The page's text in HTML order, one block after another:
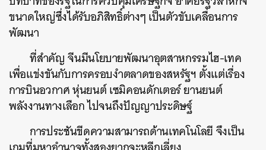
ขนาดใหญ่ซึ่งได้รับอภิสิทธิ์ต่างๆ เป็นตัวขับเคลื่อนการ
พัฒนา
ที่สำคัญ จีนมีนโยบายพัฒนาอุตสาหกรรมไฮ-เทค
เพื่อแข่งขันกับการครอบงำตลาดของสหรัฐฯ ตั้งแต่เรื่อง
การบินอวกาศ หุ่นยนต์ เซมิคอนดักเตอร์ ยานยนต์
พลังงานทางเลือก ไปจนถึงปัญญาประดิษฐ์
การประชันขีดความสามารถด้านเทคโนโลยี จึงเป็น